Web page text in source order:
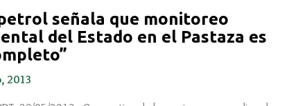
señala que monitoreo
del Estado en el Pastaza es
2013